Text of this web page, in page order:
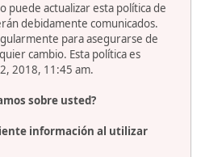
puede actualizar esta política de
debidamente comunicados.
para asegurarse de
cambio. Esta política es
2018, 11:45 am.
sobre usted?
información al utilizar